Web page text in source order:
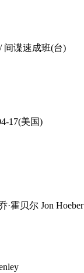
谍速成班(台)
17(美国)
贝尔 Jon Hoeber